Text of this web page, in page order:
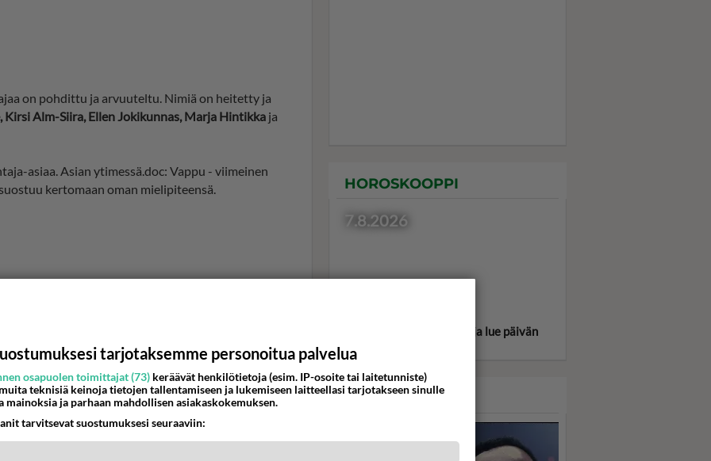
on pohdittu ja arvuuteltu. Nimiä on heitetty ja
Kirsi Alm-Siira, Ellen Jokikunnas, Marja Hintikka ja
asiaa. Asian ytimessä.doc: Vappu - viimeinen
kertomaan oman mielipiteensä.
HOROSKOOPPI
7.8.2026
Valitse oma tähtimerkkisi ja lue päivän
horoskooppi!
KASARI
tarjotaksemme personoitua palvelua
osapuolen toimittajat (73) keräävät henkilötietoja (esim. IP-osoite tai laitetunniste)
teknisiä keinoja tietojen tallentamiseen ja lukemiseen laitteellasi tarjotakseen sinulle
ja parhaan mahdollisen asiakaskokemuksen.
tarvitsevat suostumuksesi seuraaviin: